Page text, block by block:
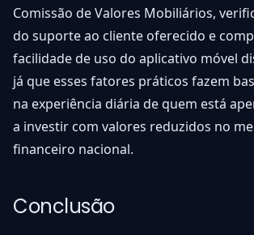
Comissão de Valores Mobiliários,
do suporte ao cliente oferecido e
facilidade de uso do aplicativo móvel
já que esses fatores práticos fazem
na experiência diária de quem está
a investir com valores reduzidos no
financeiro nacional.
Conclusão